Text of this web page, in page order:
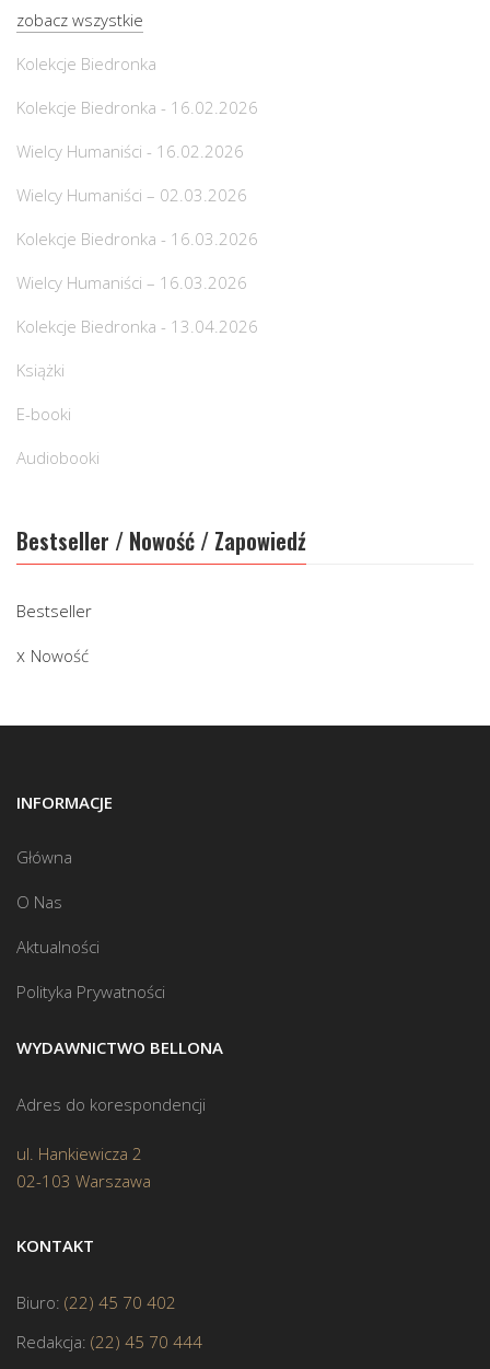
zobacz wszystkie
Kolekcje Biedronka
Kolekcje Biedronka - 16.02.2026
Wielcy Humaniści - 16.02.2026
Wielcy Humaniści – 02.03.2026
Kolekcje Biedronka - 16.03.2026
Wielcy Humaniści – 16.03.2026
Kolekcje Biedronka - 13.04.2026
Książki
E-booki
Audiobooki
Bestseller / Nowość / Zapowiedź
Bestseller
Nowość
INFORMACJE
Główna
O Nas
Aktualności
Polityka Prywatności
WYDAWNICTWO BELLONA
Adres do korespondencji
ul. Hankiewicza 2
02-103 Warszawa
KONTAKT
Biuro: (22) 45 70 402
Redakcja: (22) 45 70 444